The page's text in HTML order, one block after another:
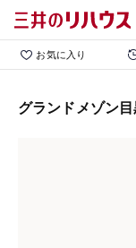
お気に入り
グランドメゾン